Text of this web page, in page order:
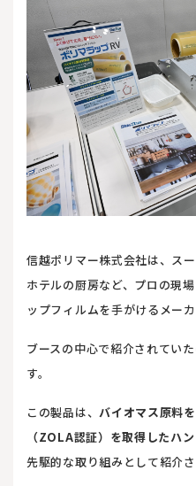
信越ポリマー株式会社は、ス
ホテルの厨房など、プロの現
ップフィルムを手がけるメーカ
ブースの中心で紹介されてい
す。
この製品は、バイオマス原料
（ZOLA認証）を取得したハ
先駆的な取り組みとして紹介さ